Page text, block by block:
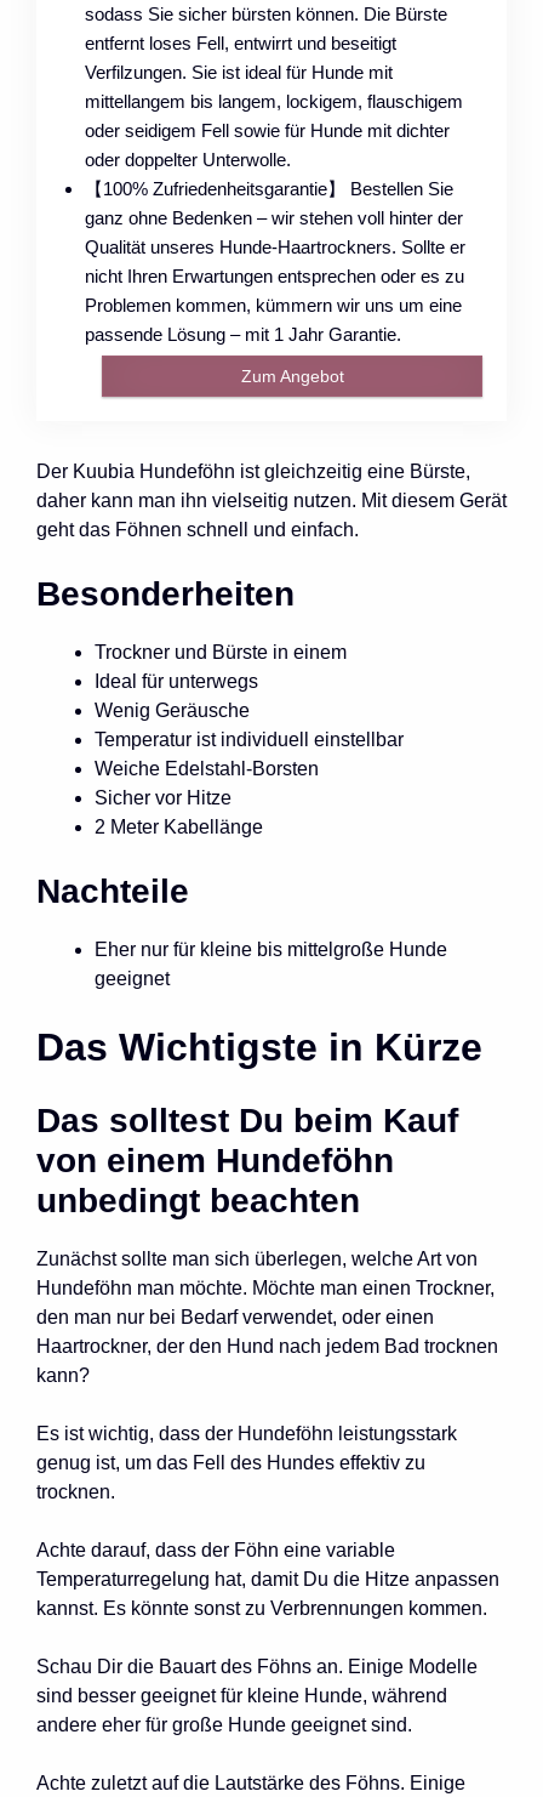
sodass Sie sicher bürsten können. Die Bürste
entfernt loses Fell, entwirrt und beseitigt
Verfilzungen. Sie ist ideal für Hunde mit
mittellangem bis langem, lockigem, flauschigem
oder seidigem Fell sowie für Hunde mit dichter
oder doppelter Unterwolle.
【100% Zufriedenheitsgarantie】 Bestellen Sie
ganz ohne Bedenken – wir stehen voll hinter der
Qualität unseres Hunde-Haartrockners. Sollte er
nicht Ihren Erwartungen entsprechen oder es zu
Problemen kommen, kümmern wir uns um eine
passende Lösung – mit 1 Jahr Garantie.
Zum Angebot
Der Kuubia Hundeföhn ist gleichzeitig eine Bürste,
daher kann man ihn vielseitig nutzen. Mit diesem Gerät
geht das Föhnen schnell und einfach.
Besonderheiten
Trockner und Bürste in einem
Ideal für unterwegs
Wenig Geräusche
Temperatur ist individuell einstellbar
Weiche Edelstahl-Borsten
Sicher vor Hitze
2 Meter Kabellänge
Nachteile
Eher nur für kleine bis mittelgroße Hunde
geeignet
Das Wichtigste in Kürze
Das solltest Du beim Kauf
von einem Hundeföhn
unbedingt beachten
Zunächst sollte man sich überlegen, welche Art von
Hundeföhn man möchte. Möchte man einen Trockner,
den man nur bei Bedarf verwendet, oder einen
Haartrockner, der den Hund nach jedem Bad trocknen
kann?
Es ist wichtig, dass der Hundeföhn leistungsstark
genug ist, um das Fell des Hundes effektiv zu
trocknen.
Achte darauf, dass der Föhn eine variable
Temperaturregelung hat, damit Du die Hitze anpassen
kannst. Es könnte sonst zu Verbrennungen kommen.
Schau Dir die Bauart des Föhns an. Einige Modelle
sind besser geeignet für kleine Hunde, während
andere eher für große Hunde geeignet sind.
Achte zuletzt auf die Lautstärke des Föhns. Einige